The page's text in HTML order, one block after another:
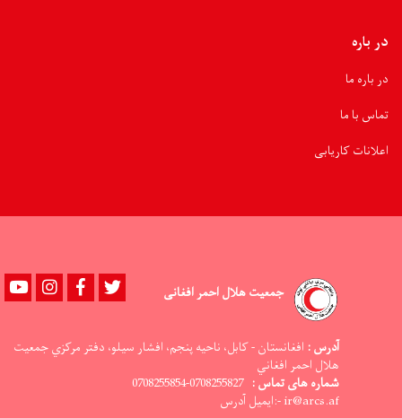
در باره
در باره ما
تماس با ما
اعلانات کاریابی
جمعیت هلال احمر افغانی YoutubeinstagramFacebook
آدرس : افغانستان - کابل، ناحيه پنجم، افشار سيلو، دفتر مرکزي جمعيت
هلال احمر افغاني
شماره های تماس : 0708255827-0708255854
ir@arcs.af -:ایمیل آدرس